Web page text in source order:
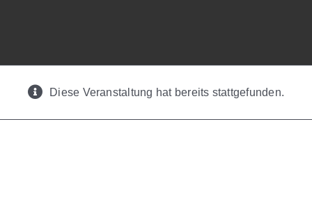
Diese Veranstaltung hat bereits stattgefunden.